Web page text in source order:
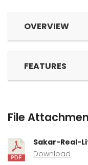
OVERVIEW
FEATURES
File
Sakar-Real-
Download